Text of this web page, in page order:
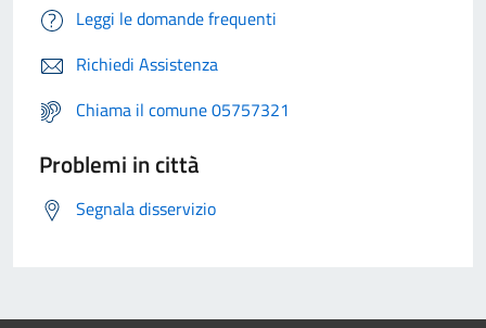
Leggi le domande frequenti
Richiedi Assistenza
Chiama il comune 05757321
Problemi in città
Segnala disservizio